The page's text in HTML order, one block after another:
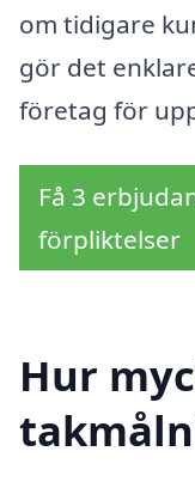
om tidigare
gör det
företag för
Få 3
förpliktelser
Hur